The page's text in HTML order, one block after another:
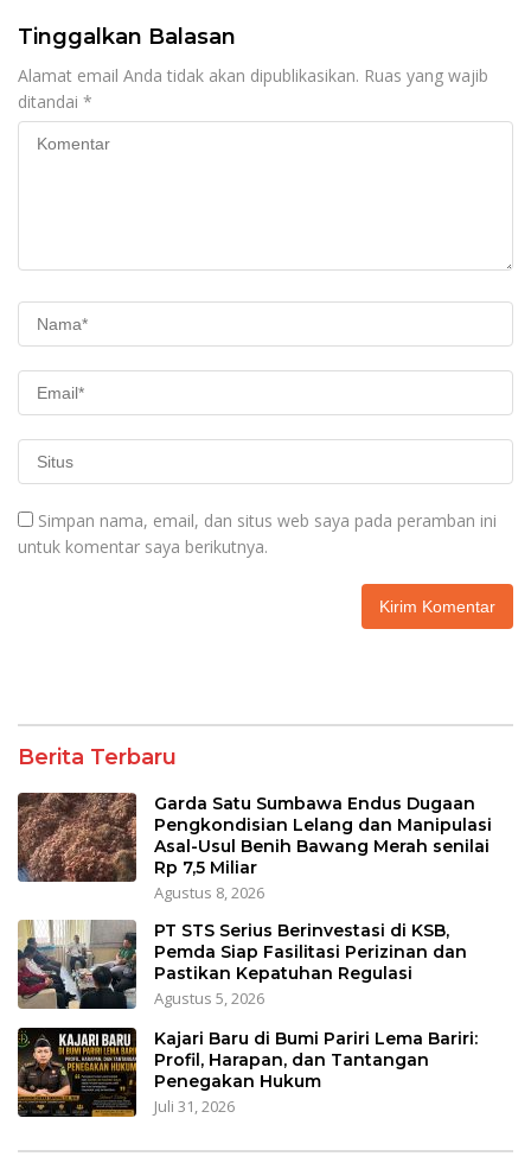
Tinggalkan Balasan
Alamat email Anda tidak akan dipublikasikan. Ruas yang wajib
ditandai *
Simpan nama, email, dan situs web saya pada peramban ini
untuk komentar saya berikutnya.
Berita Terbaru
Garda Satu Sumbawa Endus Dugaan
Pengkondisian Lelang dan Manipulasi
Asal-Usul Benih Bawang Merah senilai
Rp 7,5 Miliar
Agustus 8, 2026
PT STS Serius Berinvestasi di KSB,
Pemda Siap Fasilitasi Perizinan dan
Pastikan Kepatuhan Regulasi
Agustus 5, 2026
Kajari Baru di Bumi Pariri Lema Bariri:
Profil, Harapan, dan Tantangan
Penegakan Hukum
Juli 31, 2026